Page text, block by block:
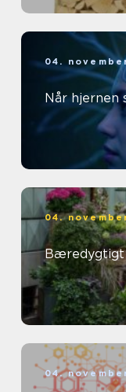
04.
Når hjernen
04.
Bæredygtigt
04.